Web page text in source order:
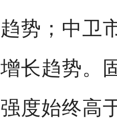
趋势；中卫
增长趋势。
强度始终高